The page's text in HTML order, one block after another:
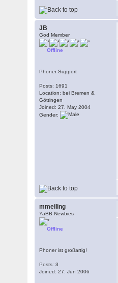
JB
God Member
Offline
Phoner-Support
Posts: 1691
Location: bei Bremen &
Göttingen
Joined: 27. May 2004
Gender:
mmeiling
YaBB Newbies
Offline
Phoner ist großartig!
Posts: 3
Joined: 27. Jun 2006